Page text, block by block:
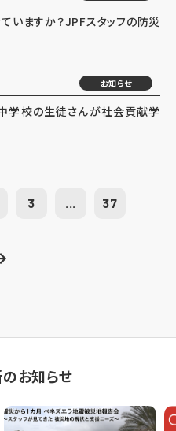
ていますか？JPFスタッフの防災
お知らせ
学校の生徒さんが社会貢献学
3 ... 37
お知らせ